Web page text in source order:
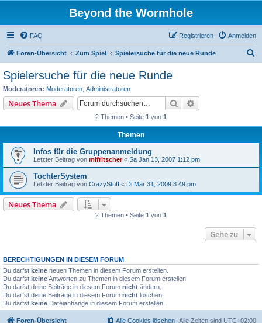
Beyond the Wormhole
FAQ Anmelden
Registrieren
Foren-Übersicht Zum Spiel Spielersuche für die neue Runde
Spielersuche für die neue Runde
Moderatoren: Moderatoren Administratoren
Neues Thema Suche
2 Themen • Seite 1 von 1
Themen
Infos für die Gruppenanmeldung
Letzter Beitrag von mifritscher« Sa Jan 13, 2007 1:12 pm
TochterSystem
Letzter Beitrag von CrazyStuff « Di Mär 31, 2009 3:49 pm
Neues Thema
2 Themen • Seite 1 von 1
Gehe zu
BERECHTIGUNGEN IN DIESEM FORUM
Du darfst keine neuen Themen in diesem Forum erstellen.
Du darfst keineAntworten zu Themen in diesem Forum erstellen.
Du darfst deine Beiträge in diesem Forum nicht ändern.
Du darfst deine Beiträge in diesem Forum nicht löschen.
Du darfst keine Dateianhänge in diesem Forum erstellen.
Foren-Übersicht Alle Zeiten sind UTC+02:00
Alle Cookies löschen